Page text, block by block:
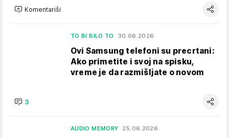
Komentariši
TO BI BILO TO 30.06.2026.
Ovi Samsung telefoni su precrtani:
Ako primetite i svoj na spisku,
vreme je da razmišljate o novom
3
AUDIO MEMORY 25.06.2026.